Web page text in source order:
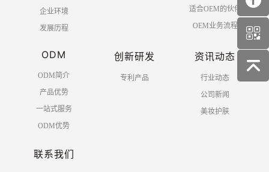
企业环境
发展历程
适合OEM的伙伴
OEM业务流程
ODM
ODM简介
产品优势
一站式服务
ODM优势
创新研发
专利产品
资讯动态
行业动态
公司新闻
美妆护肤
联系我们